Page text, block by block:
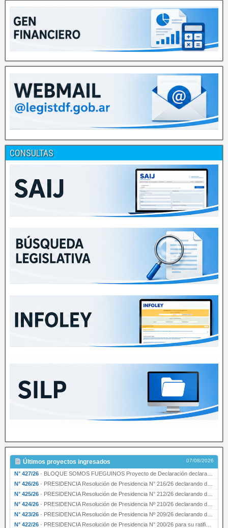
CONSULTAS
Últimos proyectos ingresados 07/08/2026
N° 427/26 · BLOQUE SOMOS FUEGUINOS Proyecto de Declaración declarando de interés provincial PRESIDENCI…
N° 426/26 · PRESIDENCIA Resolución de Presidencia N° 216/26 declarando de interés provincial la labor …
N° 425/26 · PRESIDENCIA Resolución de Presidencia N° 212/26 declarando de interés provincial el “50° A…
N° 424/26 · PRESIDENCIA Resolución de Presidencia Nº 210/26 declarando de interés provincial el proyec…
N° 423/26 · PRESIDENCIA Resolución de Presidencia Nº 209/26 declarando de interés provincial la presen…
N° 422/26 · PRESIDENCIA Resolución de Presidencia N° 200/26 para su ratificación.